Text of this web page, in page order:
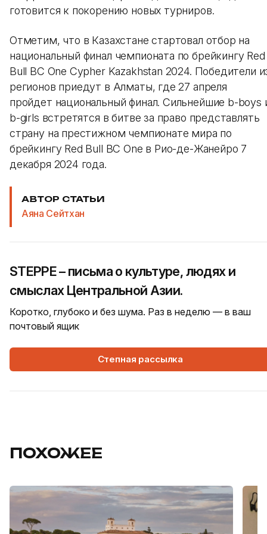
готовится к покорению новых турниров.
Отметим, что в Казахстане стартовал отбор на
национальный финал чемпионата по брейкингу Red
Bull BC One Cypher Kazakhstan 2024. Победители
регионов приедут в Алматы, где 27 апреля
пройдет национальный финал. Сильнейшие b-boys
b-girls встретятся в битве за право представлять
страну на престижном чемпионате мира по
брейкингу Red Bull BC One в Рио-де-Жанейро 7
декабря 2024 года.
АВТОР СТАТЬИ
Аяна Сейтхан
STEPPE – письма о культуре, людях и
смыслах Центральной Азии.
Коротко, глубоко и без шума. Раз в неделю — в ваш
почтовый ящик
Степная рассылка
ПОХОЖЕЕ